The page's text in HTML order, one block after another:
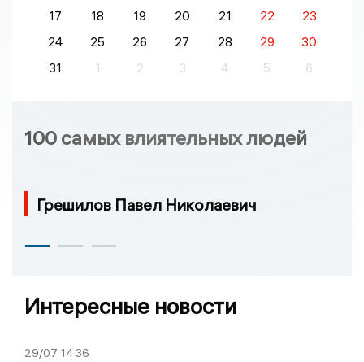
17
18 19 20 21 22
23
24
25 26 27 28 29
30
31
1 2 3 4 5 6
100 самых влиятельных людей
Грешилов Павел Николаевич
Интересные новости
29/07 14:36